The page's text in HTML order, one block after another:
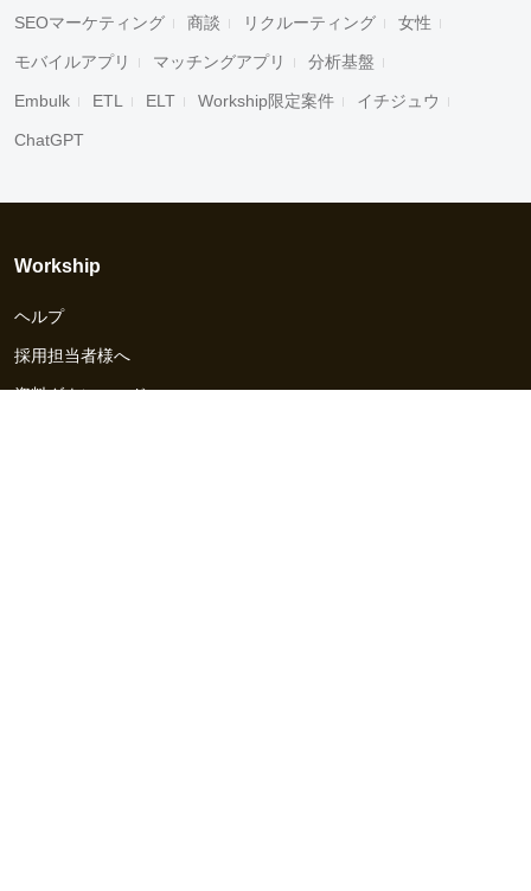
SEOマーケティング 商談 リクルーティング 女性
モバイルアプリ マッチングアプリ 分析基盤
Embulk ETL ELT Workship限定案件 イチジュウ
ChatGPT
Workship
ヘルプ
採用担当者様へ
資料ダウンロード